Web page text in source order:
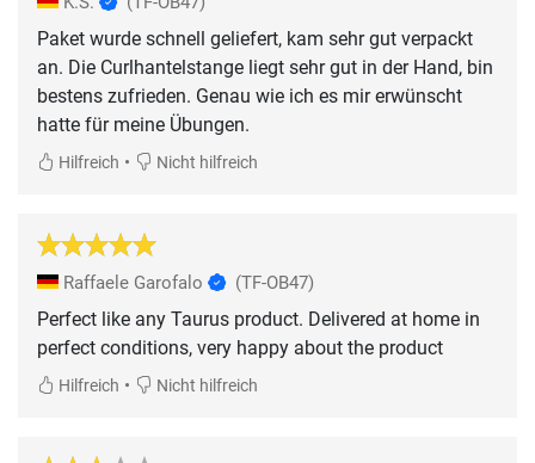
Paket wurde schnell geliefert, kam sehr gut verpackt
an. Die Curlhantelstange liegt sehr gut in der Hand, bin
bestens zufrieden. Genau wie ich es mir erwünscht
hatte für meine Übungen.
Hilfreich • Nicht hilfreich
Raffaele Garofalo (TF-OB47)
Perfect like any Taurus product. Delivered at home in
perfect conditions, very happy about the product
Hilfreich • Nicht hilfreich